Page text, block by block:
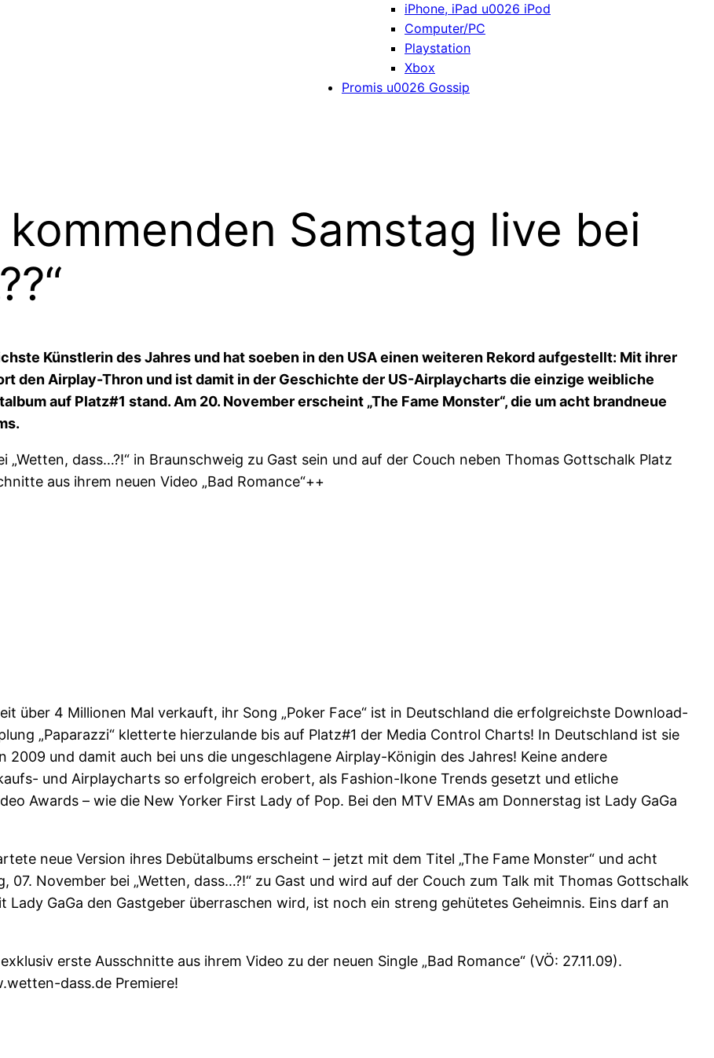
iPhone, iPad u0026 iPod
Computer/PC
Playstation
Xbox
Promis u0026 Gossip
kommenden Samstag live bei
Künstlerin des Jahres und hat soeben in den USA einen weiteren Rekord aufgestellt: Mit ihrer
den Airplay-Thron und ist damit in der Geschichte der US-Airplaycharts die einzige weibliche
auf Platz#1 stand. Am 20. November erscheint „The Fame Monster“, die um acht brandneue
„Wetten, dass…?!“ in Braunschweig zu Gast sein und auf der Couch neben Thomas Gottschalk Platz
aus ihrem neuen Video „Bad Romance“++
über 4 Millionen Mal verkauft, ihr Song „Poker Face“ ist in Deutschland die erfolgreichste Download-
„Paparazzi“ kletterte hierzulande bis auf Platz#1 der Media Control Charts! In Deutschland ist sie
2009 und damit auch bei uns die ungeschlagene Airplay-Königin des Jahres! Keine andere
und Airplaycharts so erfolgreich erobert, als Fashion-Ikone Trends gesetzt und etliche
Awards – wie die New Yorker First Lady of Pop. Bei den MTV EMAs am Donnerstag ist Lady GaGa
neue Version ihres Debütalbums erscheint – jetzt mit dem Titel „The Fame Monster“ und acht
07. November bei „Wetten, dass…?!“ zu Gast und wird auf der Couch zum Talk mit Thomas Gottschalk
GaGa den Gastgeber überraschen wird, ist noch ein streng gehütetes Geheimnis. Eins darf an
erste Ausschnitte aus ihrem Video zu der neuen Single „Bad Romance“ (VÖ: 27.11.09).
dass.de Premiere!